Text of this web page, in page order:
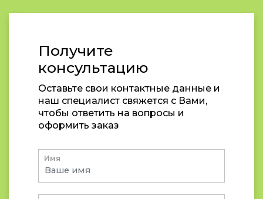
Получите
консультацию
Оставьте свои контактные данные и
наш специалист свяжется с Вами,
чтобы ответить на вопросы и
оформить заказ
Имя